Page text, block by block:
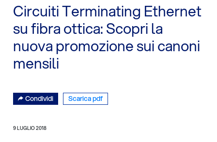
Circuiti Terminating Ethernet
su fibra ottica: Scopri la
nuova promozione sui canoni
mensili
Condividi Scarica pdf
9 LUGLIO 2018